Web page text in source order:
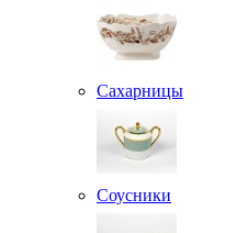
Сахарницы
Соусники